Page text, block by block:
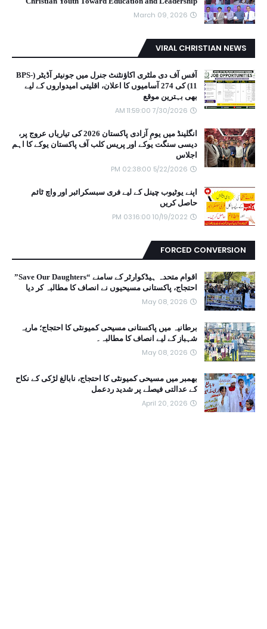
March 09, 2026
VIRAL CHRISTIAN NEWS
آفس آف دی ملٹری اکاؤنٹنٹ جنرل میں جونیئر آڈیٹر (BPS-
11) کی 274 آسامیوں کا اعلان، اقلیتی امیدواروں کے لیے
بھی بہترین موقع
7/30/2026 11:59:00 AM
انگلینڈ میں یومِ آزادی پاکستان 2026 کی تیاریاں عروج پر،
دیسی سنگت یوکے اور پریس کلب آف پاکستان یوکے کا اہم
اجلاس
5/22/2026 02:38:00 PM
اپنے یوٹیوب چینل کے لیے فری سبسکرائبر اور واچ ٹائم
حاصل کریں
10/19/2022 03:16:00 PM
FORCED CONVERSION
اقوام متحدہ ہیڈکوارٹر کے سامنے “Save Our Daughters”
احتجاج، پاکستانی مسیحیوں نے انصاف کا مطالبہ کر دیا
May 08, 2026
برطانیہ میں پاکستانی مسیحی کمیونٹی کا احتجاج؛ ماریہ
شہباز کے لیے انصاف کا مطالبہ۔
May 08, 2026
بھمبر میں مسیحی کمیونٹی کا احتجاج، نابالغ لڑکی کے نکاح
کے عدالتی فیصلے پر شدید ردعمل
April 20, 2026